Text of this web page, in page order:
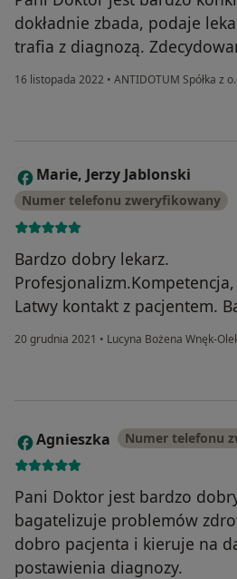
dokładnie zbada, podaje
trafia z diagnozą.
16 listopada 2022 • ANTIDOTUM Spółka z
M Marie, Jerzy Jablonski
Numer telefonu zweryfikowany
Bardzo dobry lekarz.
Latwy kontakt z pacjentem.
20 grudnia 2021 • Lucyna Bożena Wnęk-
A Agnieszka Numer telefonu
Pani Doktor jest bardzo
bagatelizuje problemów
dobro pacjenta i kieruje na
postawienia diagnozy.